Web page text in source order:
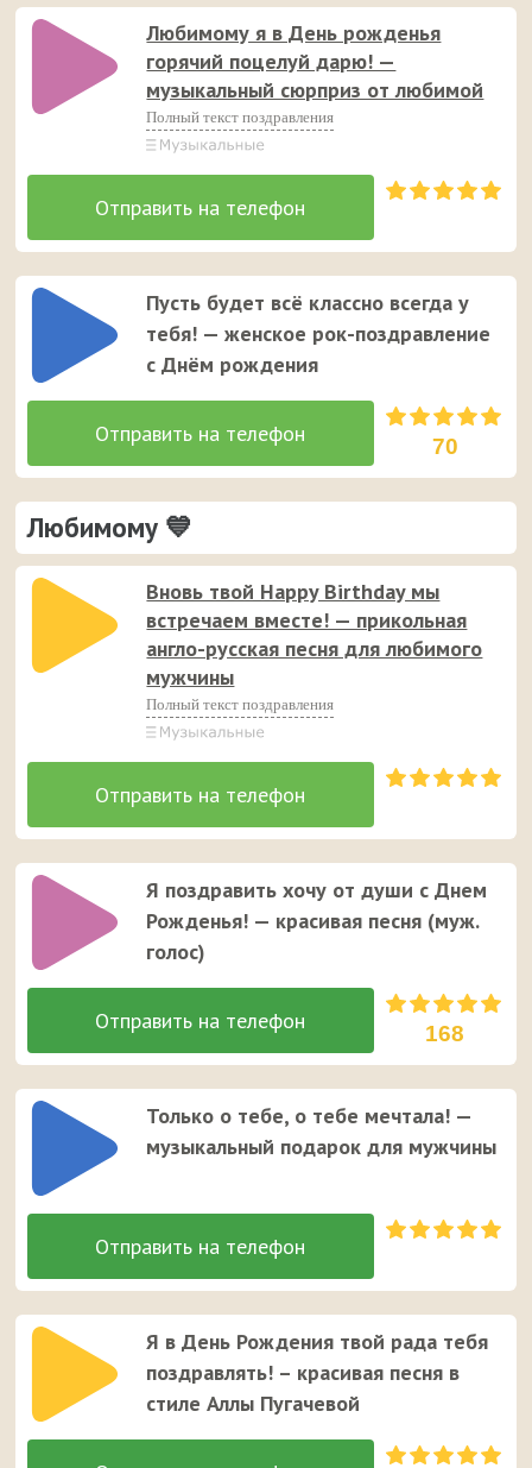
Любимому я в День рожденья
горячий поцелуй дарю! —
музыкальный сюрприз от любимой
Полный текст поздравления
Пусть будет всё классно всегда у
тебя! — женское рок-поздравление
с Днём рождения
70
Любимому 💙
Вновь твой Happy Birthday мы
встречаем вместе! — прикольная
англо-русская песня для любимого
мужчины
Полный текст поздравления
Я поздравить хочу от души с Днем
Рожденья! — красивая песня (муж.
голос)
168
Только о тебе, о тебе мечтала! —
музыкальный подарок для мужчины
Я в День Рождения твой рада тебя
поздравлять! – красивая песня в
стиле Аллы Пугачевой